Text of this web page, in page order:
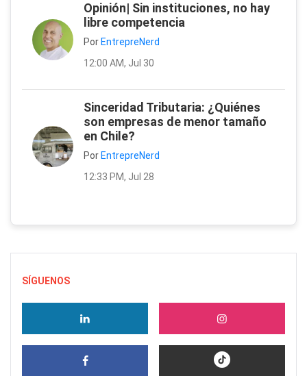
Opinión| Sin instituciones, no hay
libre competencia
Por EntrepreNerd
12:00 AM, Jul 30
Sinceridad Tributaria: ¿Quiénes
son empresas de menor tamaño
en Chile?
Por EntrepreNerd
12:33 PM, Jul 28
SÍGUENOS